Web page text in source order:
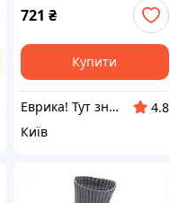
881TA9921P
721 ₴
Купити
Еврика! Тут знайдеться все!
4.8
Київ